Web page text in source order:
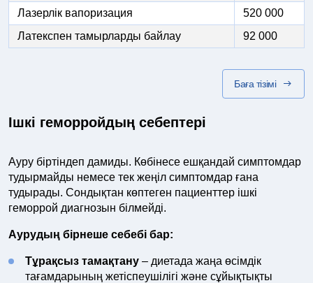
Лазерлік вапоризация
520 000
Латекспен тамырларды байлау
92 000
Баға тізімі
Ішкі геморройдың себептері
Ауру біртіндеп дамиды. Көбінесе ешқандай симптомдар
тудырмайды немесе тек жеңіл симптомдар ғана
тудырады. Сондықтан көптеген пациенттер ішкі
геморрой диагнозын білмейді.
Аурудың бірнеше себебі бар:
Тұрақсыз тамақтану – диетада жаңа өсімдік
тағамдарының жетіспеушілігі және сұйықтықты